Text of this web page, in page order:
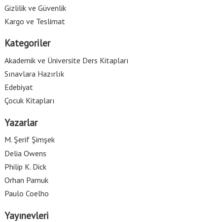
Gizlilik ve Güvenlik
Kargo ve Teslimat
Kategoriler
Akademik ve Üniversite Ders Kitapları
Sınavlara Hazırlık
Edebiyat
Çocuk Kitapları
Yazarlar
M. Şerif Şimşek
Delia Owens
Philip K. Dick
Orhan Pamuk
Paulo Coelho
Yayınevleri